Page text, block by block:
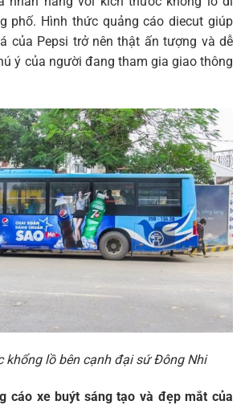
phố. Hình thức quảng cáo diecut giúp
của Pepsi trở nên thật ấn tượng và dễ
ý của người đang tham gia giao thông
khổng lồ bên cạnh đại sứ Đông Nhi
cáo xe buýt sáng tạo và đẹp mắt của